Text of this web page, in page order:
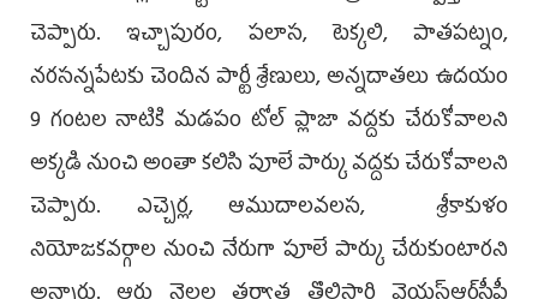
చెప్పారు. ఇచ్చాపురం, పలాస, టెక్కలి, పాతపట్నం,
నరసన్నపేటకు చెందిన పార్టీ శ్రేణులు, అన్నదాతలు ఉదయం
9 గంటల నాటికి మడపం టోల్ ప్లాజా వద్దకు చేరుకోవాలని
అక్కడి నుంచి అంతా కలిసి పూలే పార్కు వద్దకు చేరుకోవాలని
చెప్పారు. ఎచ్చెర్ల, ఆముదాలవలస, శ్రీకాకుళం
నియోజకవర్గాల నుంచి నేరుగా పూలే పార్కు చేరుకుంటారని